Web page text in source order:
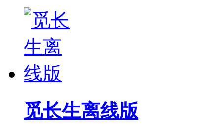
觅长生离线版